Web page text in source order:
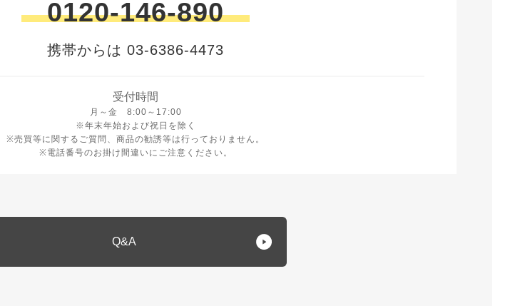
0120-146-890
携帯からは 03-6386-4473
受付時間
月～金 8:00～17:00
月曜日から金曜日 8時から17時
※年末年始および祝日を除く
※売買等に関するご質問、商品の勧誘等は行っておりません。
※電話番号のお掛け間違いにご注意ください。
Q&A